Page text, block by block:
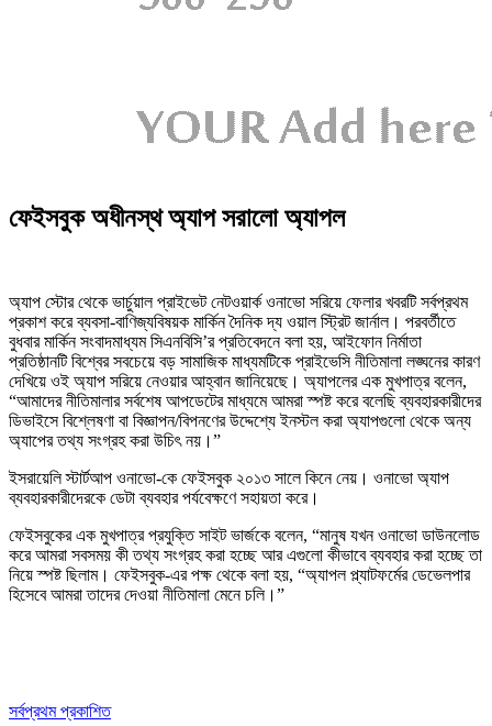
ফেইসবুক অধীনস্থ অ্যাপ সরালো অ্যাপল
অ্যাপ স্টোর থেকে ভার্চুয়াল প্রাইভেট নেটওয়ার্ক ওনাভো সরিয়ে ফেলার খবরটি সর্বপ্রথম
প্রকাশ করে ব্যবসা-বাণিজ্যবিষয়ক মার্কিন দৈনিক দ্য ওয়াল স্ট্রিট জার্নাল। পরবর্তীতে
বুধবার মার্কিন সংবাদমাধ্যম সিএনবিসি’র প্রতিবেদনে বলা হয়, আইফোন নির্মাতা
প্রতিষ্ঠানটি বিশ্বের সবচেয়ে বড় সামাজিক মাধ্যমটিকে প্রাইভেসি নীতিমালা লঙ্ঘনের কারণ
দেখিয়ে ওই অ্যাপ সরিয়ে নেওয়ার আহ্বান জানিয়েছে। অ্যাপলের এক মুখপাত্র বলেন,
“আমাদের নীতিমালার সর্বশেষ আপডেটের মাধ্যমে আমরা স্পষ্ট করে বলেছি ব্যবহারকারীদের
ডিভাইসে বিশ্লেষণা বা বিজ্ঞাপন/বিপনণের উদ্দেশ্যে ইনস্টল করা অ্যাপগুলো থেকে অন্য
অ্যাপের তথ্য সংগ্রহ করা উচিৎ নয়।”
ইসরায়েলি স্টার্টআপ ওনাভো-কে ফেইসবুক ২০১৩ সালে কিনে নেয়। ওনাভো অ্যাপ
ব্যবহারকারীদেরকে ডেটা ব্যবহার পর্যবেক্ষণে সহায়তা করে।
ফেইসবুকের এক মুখপাত্র প্রযুক্তি সাইট ভার্জকে বলেন, “মানুষ যখন ওনাভো ডাউনলোড
করে আমরা সবসময় কী তথ্য সংগ্রহ করা হচ্ছে আর এগুলো কীভাবে ব্যবহার করা হচ্ছে তা
নিয়ে স্পষ্ট ছিলাম। ফেইসবুক-এর পক্ষ থেকে বলা হয়, “অ্যাপল প্ল্যাটফর্মের ডেভেলপার
হিসেবে আমরা তাদের দেওয়া নীতিমালা মেনে চলি।”
সর্বপ্রথম প্রকাশিত